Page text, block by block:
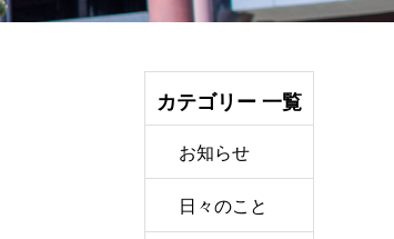
カテゴリー 一覧
お知らせ
日々のこと